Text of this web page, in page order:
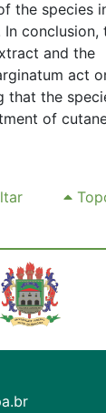
the species
conclusion,
and the
act
that the
of